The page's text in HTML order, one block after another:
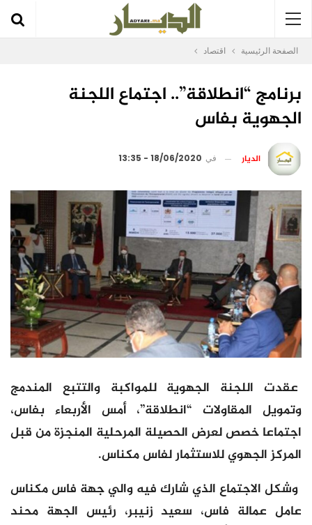
الصفحة الرئيسية اقتصاد
برنامج “انطلاقة”.. اجتماع اللجنة
الجهوية بفاس
الديار في 18/06/2020 - 13:35
عقدت اللجنة الجهوية للمواكبة والتتبع المندمج
وتمويل المقاولات “انطلاقة”، أمس الأربعاء بفاس،
اجتماعا خصص لعرض الحصيلة المرحلية المنجزة من قبل
المركز الجهوي للاستثمار لفاس مكناس.
وشكل الاجتماع الذي شارك فيه والي جهة فاس مكناس
عامل عمالة فاس، سعيد زنيبر، رئيس الجهة محند